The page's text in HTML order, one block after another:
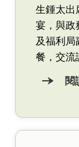
生鍾太出
宴，與政
及福利局
餐，交流
閱